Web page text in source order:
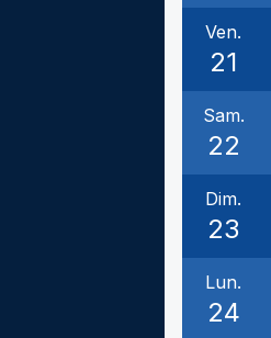
Ven.
21
Sam.
22
Dim.
23
Lun.
24